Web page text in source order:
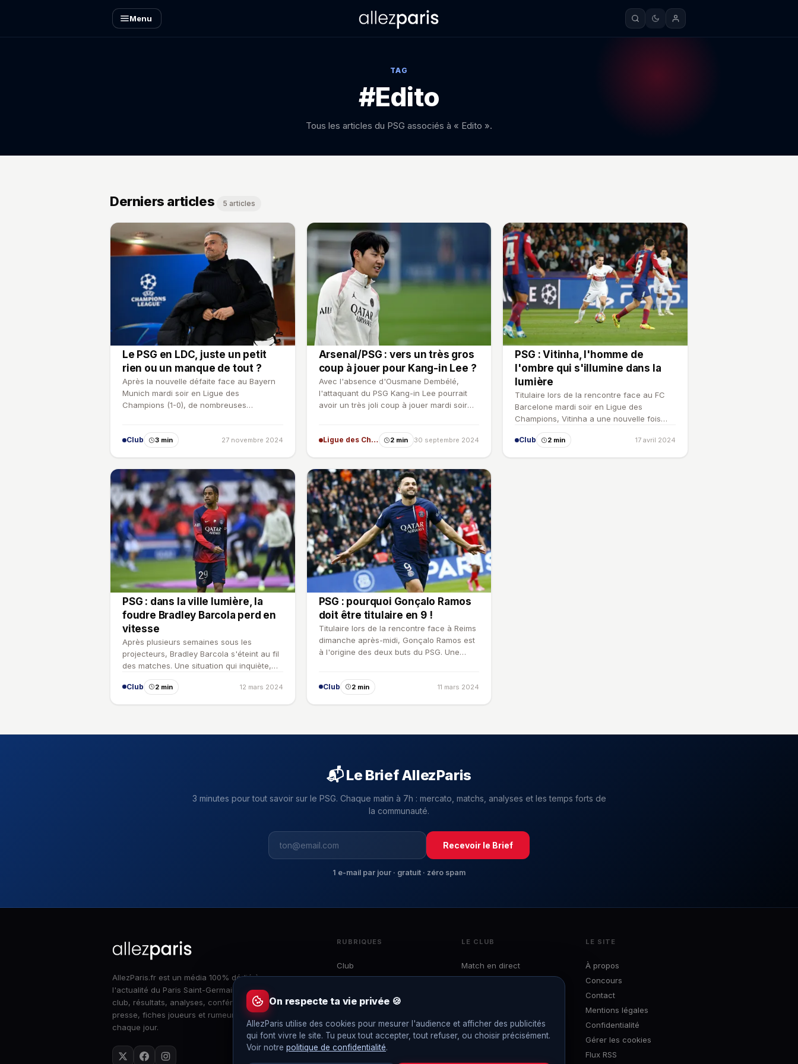
Menu
TAG
#Edito
Tous les articles du PSG associés à « Edito ».
Derniers articles 5 articles
Le PSG en LDC, juste un petit
rien ou un manque de tout ?
Après la nouvelle défaite face au Bayern
Munich mardi soir en Ligue des
Champions (1-0), de nombreuses
Club 3 min 27 novembre 2024
Arsenal/PSG : vers un très gros
coup à jouer pour Kang-in Lee ?
Avec l'absence d'Ousmane Dembélé,
l'attaquant du PSG Kang-in Lee pourrait
avoir un très joli coup à jouer mardi soir
Ligue des Champions 2 min 30 septembre 2024
PSG : Vitinha, l'homme de
l'ombre qui s'illumine dans la
lumière
Titulaire lors de la rencontre face au FC
Barcelone mardi soir en Ligue des
Champions, Vitinha a une nouvelle fois
trouvé le chemin des fil…
Club 2 min 17 avril 2024
PSG : dans la ville lumière, la
foudre Bradley Barcola perd en
vitesse
Après plusieurs semaines sous les
projecteurs, Bradley Barcola s'éteint au fil
des matches. Une situation qui inquiète,
mais qui n'est pas …
Club 2 min 12 mars 2024
PSG : pourquoi Gonçalo Ramos
doit être titulaire en 9 !
Titulaire lors de la rencontre face à Reims
dimanche après-midi, Gonçalo Ramos est
à l'origine des deux buts du PSG. Une
Club 2 min 11 mars 2024
📬 Le Brief AllezParis
3 minutes pour tout savoir sur le PSG. Chaque matin à 7h : mercato, matchs, analyses et les temps forts de
la communauté.
Recevoir le Brief
1 e-mail par jour · gratuit · zéro spam
AllezParis.fr est un média 100% dédié à
l'actualité du Paris Saint-Germain : infos du
club, résultats, analyses, conférences de
presse, fiches joueurs et rumeurs mercato,
chaque jour.
RUBRIQUES
Club
Ligue 1
Coupes
EDF
LE CLUB
Match en direct
Interviews
Le Brief
LE SITE
À propos
Concours
Contact
Mentions légales
Confidentialité
Gérer les cookies
Flux RSS
On respecte ta vie privée 🍪
AllezParis utilise des cookies pour mesurer l'audience et afficher des publicités
qui font vivre le site. Tu peux tout accepter, tout refuser, ou choisir précisément.
Voir notre politique de confidentialité.